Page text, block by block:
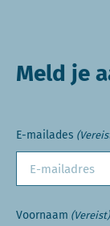
Meld je
E-mailades
Voornaam (Vereist)